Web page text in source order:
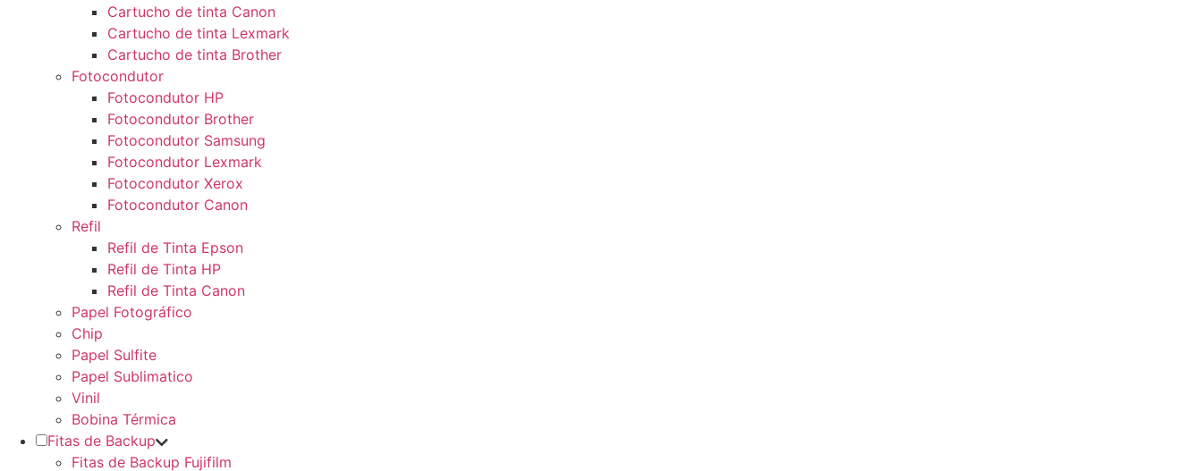
Cartucho de tinta Canon
Cartucho de tinta Lexmark
Cartucho de tinta Brother
Fotocondutor
Fotocondutor HP
Fotocondutor Brother
Fotocondutor Samsung
Fotocondutor Lexmark
Fotocondutor Xerox
Fotocondutor Canon
Refil
Refil de Tinta Epson
Refil de Tinta HP
Refil de Tinta Canon
Papel Fotográfico
Chip
Papel Sulfite
Papel Sublimatico
Vinil
Bobina Térmica
Fitas de Backup
Fitas de Backup Fujifilm